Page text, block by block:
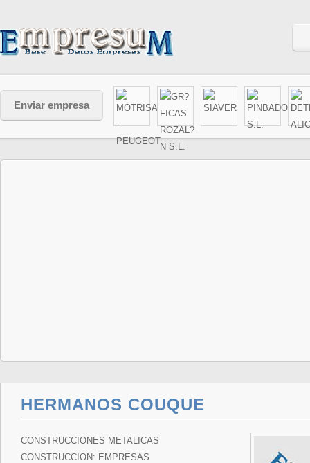
Enviar empresa
HERMANOS COUQUE
CONSTRUCCIONES METALICAS
CONSTRUCCION: EMPRESAS